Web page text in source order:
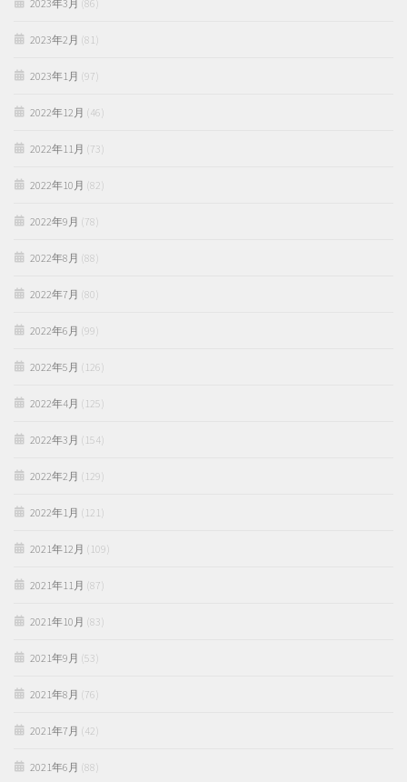
2023年3月 (86)
2023年2月 (81)
2023年1月 (97)
2022年12月 (46)
2022年11月 (73)
2022年10月 (82)
2022年9月 (78)
2022年8月 (88)
2022年7月 (80)
2022年6月 (99)
2022年5月 (126)
2022年4月 (125)
2022年3月 (154)
2022年2月 (129)
2022年1月 (121)
2021年12月 (109)
2021年11月 (87)
2021年10月 (83)
2021年9月 (53)
2021年8月 (76)
2021年7月 (42)
2021年6月 (88)